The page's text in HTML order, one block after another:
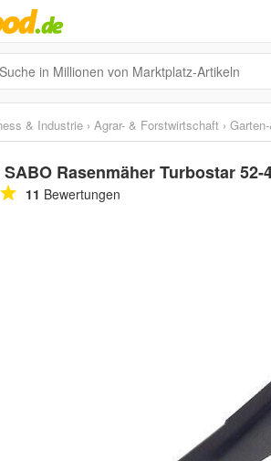
& Industrie › Agrar- & Forstwirtschaft ›
Rasenmäher Turbostar 52-
11 Bewertungen